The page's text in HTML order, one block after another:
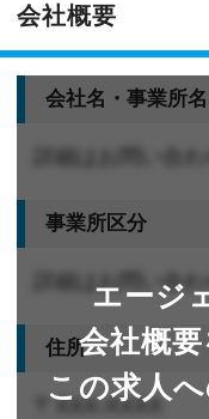
会社概要
エージ
会社概
この求人
会社名・事業所名
事業所区分
詳細はお問い合
住所
〒XXX-XXXX